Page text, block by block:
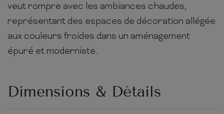
veut rompre avec les ambiances chaudes,
représentant des espaces de décoration allégée
aux couleurs froides dans un aménagement
épuré et moderniste.
Dimensions & Détails